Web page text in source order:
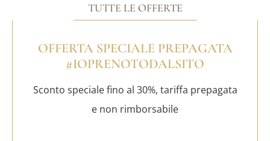
TUTTE LE OFFERTE
OFFERTA SPECIALE PREPAGATA
#IOPRENOTODALSITO
Sconto speciale fino al 30%, tariffa prepagata
e non rimborsabile